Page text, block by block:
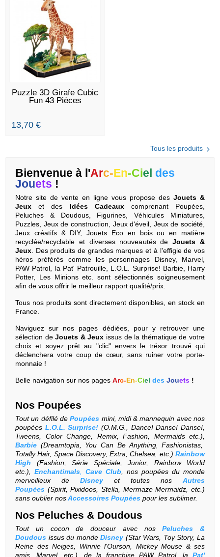
EN STOCK
Puzzle 3D Girafe Cubic
Fun 43 Pièces
13,70 €
Tous les produits
Bienvenue à l'Arc-En-Ciel des
Jouets !
Notre site de vente en ligne vous propose des Jouets &
Jeuxet des Idées Cadeauxcomprenant Poupées,
Peluches & Doudous, Figurines, Véhicules Miniatures,
Puzzles, Jeux de construction, Jeux d'éveil, Jeux de société,
Jeux créatifs & DIY, Jouets Eco en bois ou en matière
recyclée/recyclable et diverses nouveautés deJouets &
Jeux . Des produits de grandes marques et à l'effigie de vos
héros préférés comme les personnages Disney, Marvel,
PAW Patrol, la Pat' Patrouille, L.O.L. Surprise! Barbie, Harry
Potter, Les Minions etc. sont sélectionnés soigneusement
afin de vous offrir le meilleur rapport qualité/prix.
Tous nos produits sont directement disponibles, en stock en
France.
Naviguez sur nos pages dédiées, pour y retrouver une
sélection deJouets & Jeux issus de la thématique de votre
choix et soyez prêt au "clic" envers le trésor trouvé qui
déclenchera votre coup de cœur, sans ruiner votre porte-
monnaie !
Belle navigation sur nos pages Arc-En-Ciel des Jouets !
Nos Poupées
Tout un défilé dePoupées mini, midi & mannequin avec nos
poupées L.O.L. Surprise! (O.M.G., Dance! Danse! Danse!,
Tweens, Color Change, Remix, Fashion, Mermaids etc.),
Barbie (Dreamtopia, You Can Be Anything, Fashionistas,
Totally Hair, Space Discovery, Extra, Chelsea, etc.) Rainbow
High (Fashion, Série Spéciale, Junior, Rainbow World
etc.), Enchantimals Cave Club , nos poupées du monde
merveilleux de Disney et toutes nos Autres
Poupées (Spirit, Pixidoos, Stella, Mermaze Mermaidz, etc.)
sans oublier nosAccessoires Poupées pour les sublimer.
Nos Peluches & Doudous
Tout un cocon de douceur avec nosPeluches &
Doudous issus du mondeDisney (Star Wars, Toy Story, La
Reine des Neiges, Winnie l'Ourson, Mickey Mouse & ses
amis, Marvel, etc.), de la franchise PAW Patrol, la Pat'